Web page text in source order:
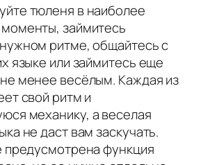
тюленя в наиболее
займитесь
ритме, общайтесь с
языке или займитесь еще
менее весёлым. Каждая из
свой ритм и
механику, а веселая
не даст вам заскучать.
предусмотрена функция